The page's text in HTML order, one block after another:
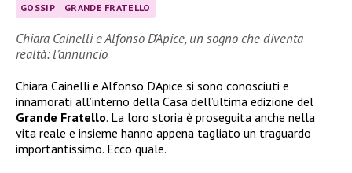
GOSSIP GRANDE FRATELLO
Chiara Cainelli e Alfonso D’Apice, un sogno che diventa
realtà: l’annuncio
Chiara Cainelli e Alfonso D’Apice si sono conosciuti e
innamorati all’interno della Casa dell’ultima edizione del
Grande Fratello. La loro storia è proseguita anche nella
vita reale e insieme hanno appena tagliato un traguardo
importantissimo. Ecco quale.